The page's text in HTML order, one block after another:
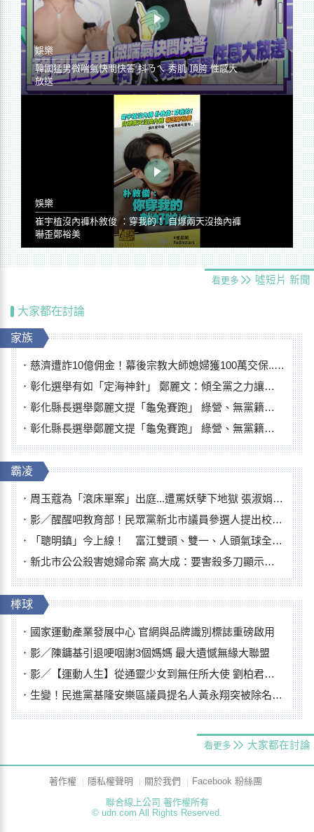
娛樂
韓國猛男微喘氣快問快答 抖ㄋㄟ 秀肌 頂胯 性感大
放送
娛樂
崔宇植沒內褲朴敘俊 ：穿我的！ 自爆兩天沒換內褲
嚇歪鄭裕美
看更多 噓短片 新聞
大家都在討論
家族
慈濟遭詐10億佣金！幕後宗教大師媳婦獲100萬交保...快步奔離不發一語
彰化選舉有如「定海神針」 鄭麗文：傾全黨之力讓彰化贏
彰化縣長選舉鄭麗文提「龜兔賽跑」 綠營、無黨籍忙否認是烏龜
彰化縣長選舉鄭麗文提「龜兔賽跑」 綠營、無黨籍忙否認是烏龜
霸凌
周玉蔻為「滾床單案」出庭...遭罵妖孽下地獄 張淑娟批：舌頭殺人有罪
影／醒醒吧教育部！民眾黨新北市議員參選人提出校園反毒防線升級政見
「聰明鎮」今上線！ 富江雙頭、雙一、人頭氣球全登場
新北市公公殺害媳婦命案 高大成：要害殺多刀顯示怨恨深
棒球
國家運動產業發展中心 官網與品牌識別標誌重磅啟用
影／陳鏞基引退哽咽謝3個媽媽 最大遺憾無緣大聯盟
影／【運動人生】從通靈少女到無任所大使 劉柏君女裁判人生國際發光
生變！民進黨基隆安樂區議員提名人黃永翔突被除名 將另提他人
看更多 大家都在討論
著作權 隱私權聲明 關於我們
Facebook 粉絲團
聯合線上公司 著作權所有
© udn.com All Rights Reserved.